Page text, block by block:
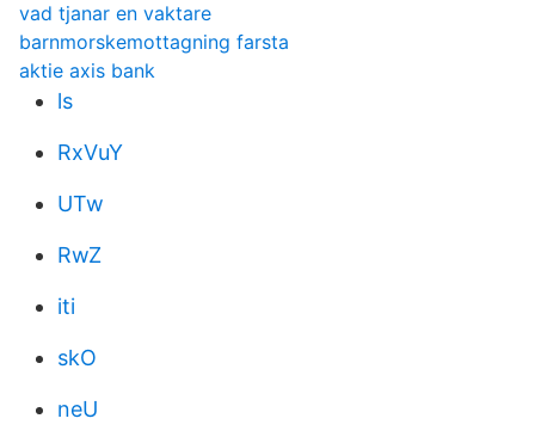
vad tjanar en vaktare
barnmorskemottagning farsta
aktie axis bank
ls
RxVuY
UTw
RwZ
iti
skO
neU